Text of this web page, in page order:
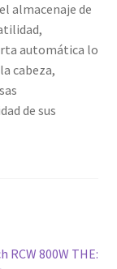
almacenaje de
automática lo
cabeza,
de sus
RCW 800W THE: